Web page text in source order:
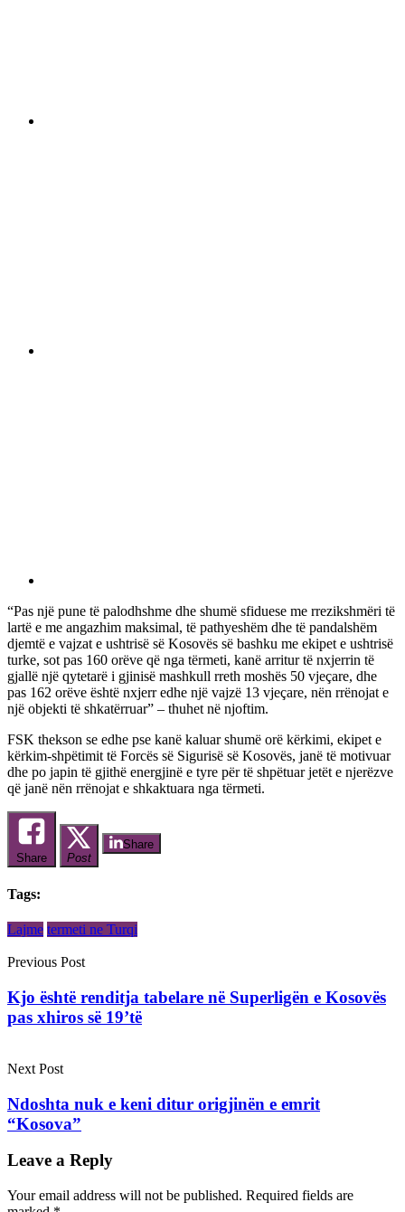
“Pas një pune të palodhshme dhe shumë sfiduese me rrezikshmëri të
lartë e me angazhim maksimal, të pathyeshëm dhe të pandalshëm
djemtë e vajzat e ushtrisë së Kosovës së bashku me ekipet e ushtrisë
turke, sot pas 160 orëve që nga tërmeti, kanë arritur të nxjerrin të
gjallë një qytetarë i gjinisë mashkull rreth moshës 50 vjeçare, dhe
pas 162 orëve është nxjerr edhe një vajzë 13 vjeçare, nën rrënojat e
një objekti të shkatërruar” – thuhet në njoftim.
FSK thekson se edhe pse kanë kaluar shumë orë kërkimi, ekipet e
kërkim-shpëtimit të Forcës së Sigurisë së Kosovës, janë të motivuar
dhe po japin të gjithë energjinë e tyre për të shpëtuar jetët e njerëzve
që janë nën rrënojat e shkaktuara nga tërmeti.
Share Post
Share
Tags:
Lajme termeti ne Turqi
Previous Post
Kjo është renditja tabelare në Superligën e Kosovës
pas xhiros së 19’të
Next Post
Ndoshta nuk e keni ditur origjinën e emrit
“Kosova”
Leave a Reply
Your email address will not be published. Required fields are